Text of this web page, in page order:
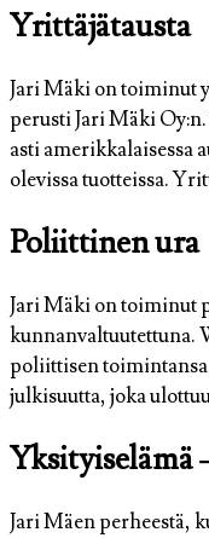
Yrittäjätausta
Jari Mäki on toiminut
perusti Jari Mäki
asti amerikkalaisessa
olevissa tuotteissa.
Poliittinen ura
Jari Mäki on toiminut
kunnanvaltuutettuna.
poliittisen
julkisuutta, joka
Yksityiselämä
Jari Mäen perheestä,